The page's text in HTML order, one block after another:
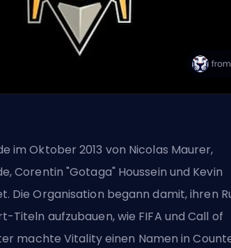
im Oktober 2013 von Nicolas Maurer,
Corentin "Gotaga" Houssein und Kevin
Die Organisation begann damit, ihren
Titeln aufzubauen, wie FIFA und Call of
machte Vitality einen Namen in